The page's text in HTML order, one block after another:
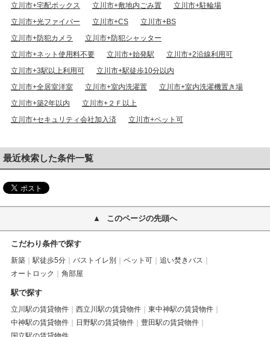
立川市+宅配ボックス
立川市+敷地内ごみ置
立川市+駐輪場
立川市+光ファイバー
立川市+CS
立川市+BS
立川市+防犯カメラ
立川市+防犯シャッター
立川市+ネット使用料不要
立川市+始発駅
立川市+2沿線利用可
立川市+3駅以上利用可
立川市+駅徒歩10分以内
立川市+全居室洋室
立川市+室内洗濯置
立川市+室内洗濯機置き場
立川市+築2年以内
立川市+２Ｆ以上
立川市+セキュリティ会社加入済
立川市+ペット可
最近検索した条件一覧
このページの先頭へ
こだわり条件で探す
新築 駅徒歩5分 バストイレ別 ペット可
追い焚きバス
オートロック
角部屋
駅で探す
立川駅の賃貸物件 西立川駅の賃貸物件
東中神駅の賃貸物件
中神駅の賃貸物件
日野駅の賃貸物件
豊田駅の賃貸物件